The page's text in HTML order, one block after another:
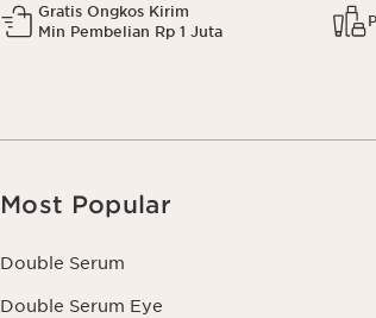
Gratis Ongkos Kirim
Min Pembelian Rp 1 Juta
Most Popular
Double Serum
Double Serum Eye